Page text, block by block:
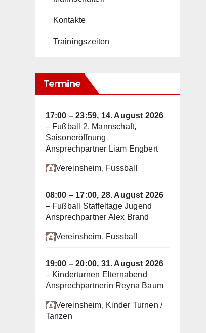
Kontakte
Trainingszeiten
Termine
17:00 – 23:59, 14. August 2026
– Fußball 2. Mannschaft,
Saisoneröffnung
Ansprechpartner Liam Engbert
Vereinsheim, Fussball
08:00 – 17:00, 28. August 2026
– Fußball Staffeltage Jugend
Ansprechpartner Alex Brand
Vereinsheim, Fussball
19:00 – 20:00, 31. August 2026
– Kinderturnen Elternabend
Ansprechpartnerin Reyna Baum
Vereinsheim, Kinder Turnen /
Tanzen